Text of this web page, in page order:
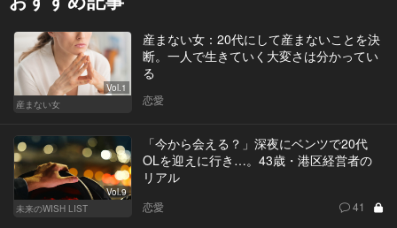
Vol.1
産まない女
産まない女：20代にして産まないことを決
断。一人で生きていく大変さは分かってい
る
恋愛
Vol.9
未来のWISH LIST
「今から会える？」深夜にベンツで20代
OLを迎えに行き…。43歳・港区経営者の
リアル
恋愛 41